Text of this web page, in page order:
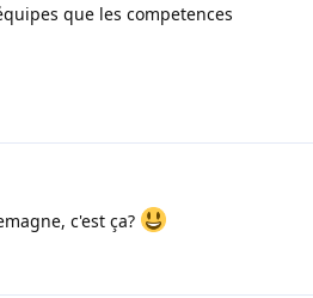
que les competences
c'est ça?